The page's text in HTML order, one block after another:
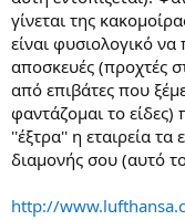
γίνεται της
είναι φυσιολογικό
αποσκευές (προχτές
από επιβάτες που
φαντάζομαι το
''έξτρα'' η εταιρεία τα
διαμονής σου (αυτό
http://